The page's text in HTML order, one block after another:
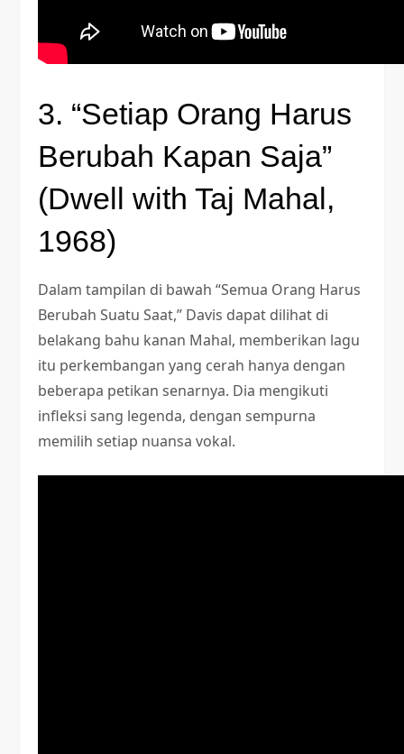
3. “Setiap Orang Harus
Berubah Kapan Saja”
(Dwell with Taj Mahal,
1968)
Dalam tampilan di bawah “Semua Orang Harus
Berubah Suatu Saat,” Davis dapat dilihat di
belakang bahu kanan Mahal, memberikan lagu
itu perkembangan yang cerah hanya dengan
beberapa petikan senarnya. Dia mengikuti
infleksi sang legenda, dengan sempurna
memilih setiap nuansa vokal.